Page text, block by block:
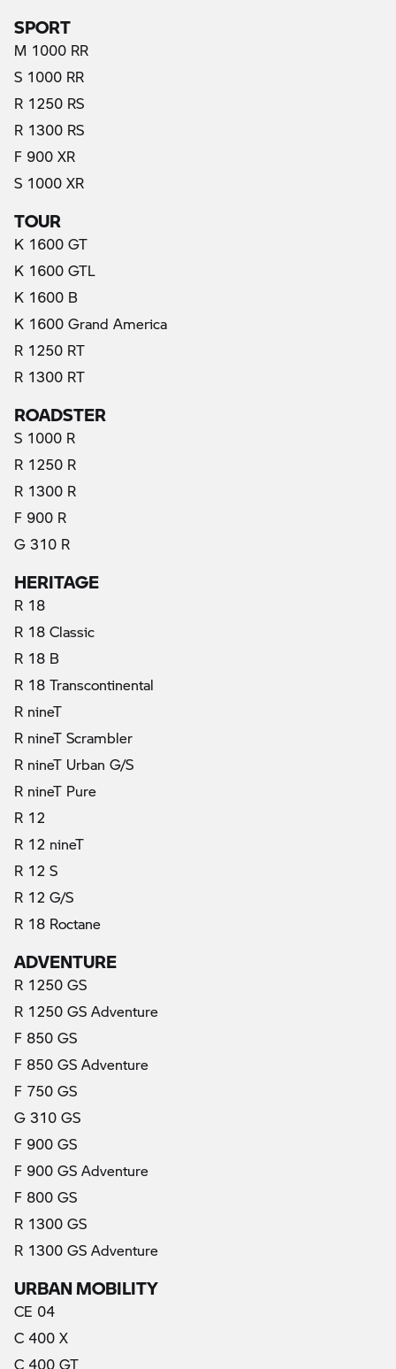
SPORT
M 1000 RR
S 1000 RR
R 1250 RS
R 1300 RS
F 900 XR
S 1000 XR
TOUR
K 1600 GT
K 1600 GTL
K 1600 B
K 1600 Grand America
R 1250 RT
R 1300 RT
ROADSTER
S 1000 R
R 1250 R
R 1300 R
F 900 R
G 310 R
HERITAGE
R 18
R 18 Classic
R 18 B
R 18 Transcontinental
R nineT
R nineT Scrambler
R nineT Urban G/S
R nineT Pure
R 12
R 12 nineT
R 12 S
R 12 G/S
R 18 Roctane
ADVENTURE
R 1250 GS
R 1250 GS Adventure
F 850 GS
F 850 GS Adventure
F 750 GS
G 310 GS
F 900 GS
F 900 GS Adventure
F 800 GS
R 1300 GS
R 1300 GS Adventure
URBAN MOBILITY
CE 04
C 400 X
C 400 GT